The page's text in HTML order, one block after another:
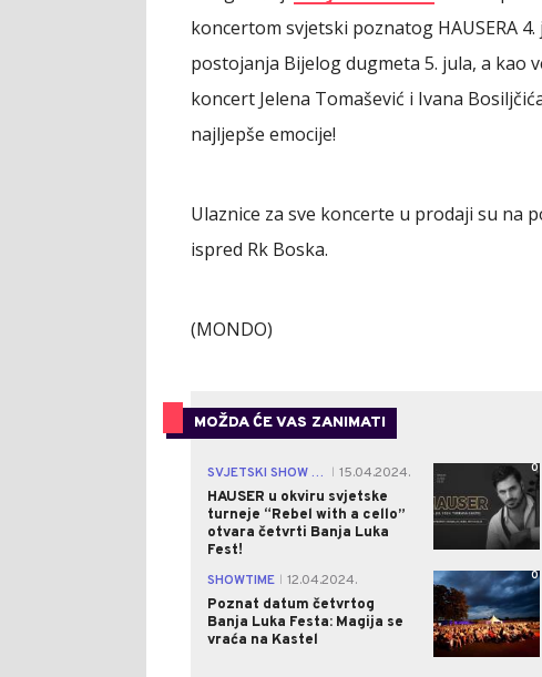
koncertom svjetski poznatog HAUSERA
postojanja Bijelog dugmeta 5. jula, a kao
koncert Jelena Tomašević i Ivana
najljepše emocije!
Ulaznice za sve koncerte u prodaji su na
ispred Rk Boska.
(MONDO)
MOŽDA ĆE VAS ZANIMATI
SVJETSKI SHOW NA KASTELU
15.04.2024.
HAUSER u okviru svjetske
turneje “Rebel with a cello”
otvara četvrti Banja Luka
Fest!
0
SHOWTIME
12.04.2024.
Poznat datum četvrtog
Banja Luka Festa: Magija se
vraća na Kastel
0